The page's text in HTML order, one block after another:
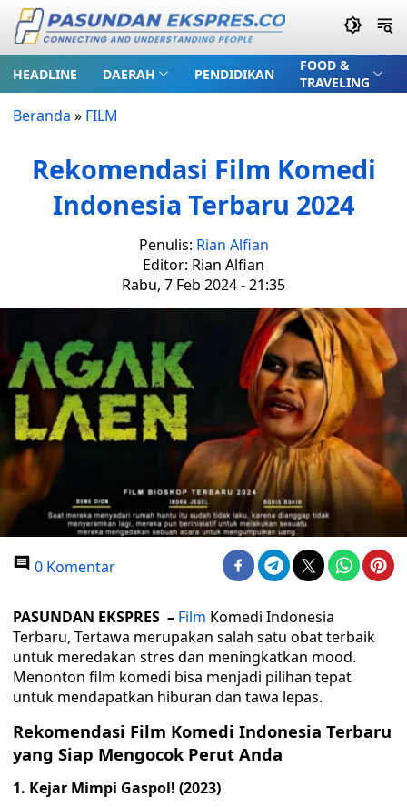
HEADLINE DAERAH PENDIDIKAN
FOOD &
TRAVELING
Beranda » FILM
Rekomendasi Film Komedi
Indonesia Terbaru 2024
Penulis: Rian Alfian
Editor: Rian Alfian
Rabu, 7 Feb 2024 - 21:35
0 Komentar
PASUNDAN EKSPRES – Film Komedi Indonesia
Terbaru, Tertawa merupakan salah satu obat terbaik
untuk meredakan stres dan meningkatkan mood.
Menonton film komedi bisa menjadi pilihan tepat
untuk mendapatkan hiburan dan tawa lepas.
Rekomendasi Film Komedi Indonesia Terbaru
yang Siap Mengocok Perut Anda
1. Kejar Mimpi Gaspol! (2023)